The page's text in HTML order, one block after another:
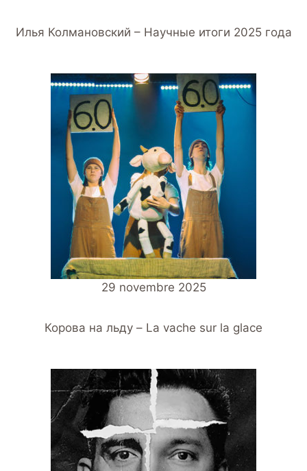
Илья Колмановский – Научные итоги 2025 года
29 novembre 2025
Корова на льду – La vache sur la glace